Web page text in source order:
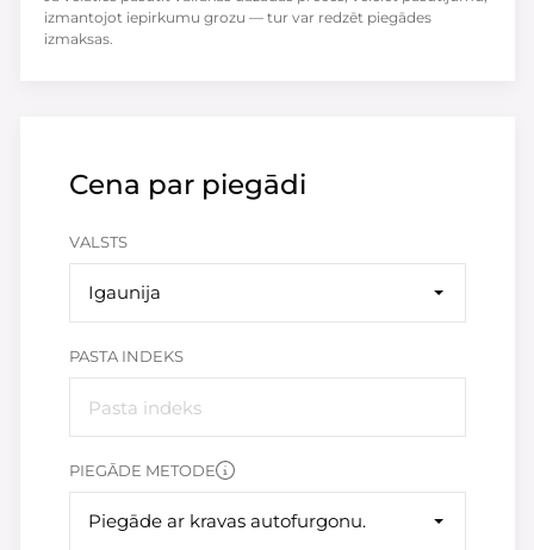
Cena par piegādi
VALSTS
Igaunija
PASTA INDEKS
PIEGĀDE METODE
Piegāde ar kravas autofurgonu.
izmantojot iepirkumu grozu — tur var redzēt piegādes
izmaksas.